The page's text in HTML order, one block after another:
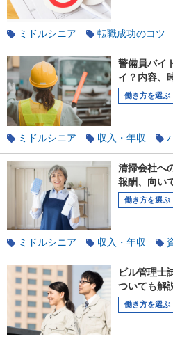
ミドルシニア 転職成功のコツ
履歴書
使えるテクニック
警備員バイ
イ？内容、
働き方を選ぶ
ミドルシニア 収入・年収
仕事の魅力
警備
清掃会社へ
報酬、向い
働き方を選ぶ
ミドルシニア 収入・年収
仕事の魅力
清掃
ビル管理士
ついても解
働き方を選ぶ